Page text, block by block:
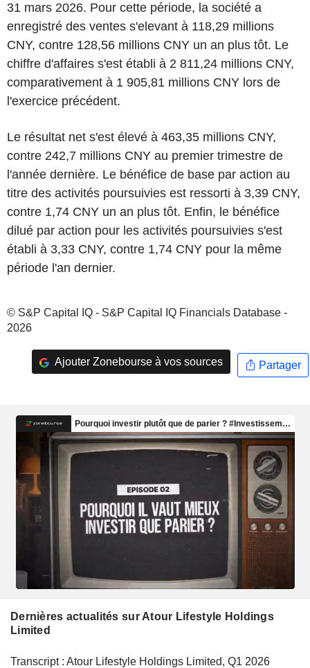
31 mars 2026. Pour cette période, la société a
enregistré des ventes s'elevant à 118,29 millions
CNY, contre 128,56 millions CNY un an plus tôt. Le
chiffre d'affaires s'est établi à 2 811,24 millions CNY,
comparativement à 1 905,81 millions CNY lors de
l'exercice précédent.
Le résultat net s'est élevé à 463,35 millions CNY,
contre 242,7 millions CNY au premier trimestre de
l'année dernière. Le bénéfice de base par action au
titre des activités poursuivies est ressorti à 3,39 CNY,
contre 1,74 CNY un an plus tôt. Enfin, le bénéfice
dilué par action pour les activités poursuivies s'est
établi à 3,33 CNY, contre 1,74 CNY pour la même
période l'an dernier.
© S&P Capital IQ - S&P Capital IQ Financials Database -
2026
Ajouter Zonebourse à vos sources Partager
Dernières actualités sur Atour Lifestyle Holdings
Limited
Transcript : Atour Lifestyle Holdings Limited, Q1 2026